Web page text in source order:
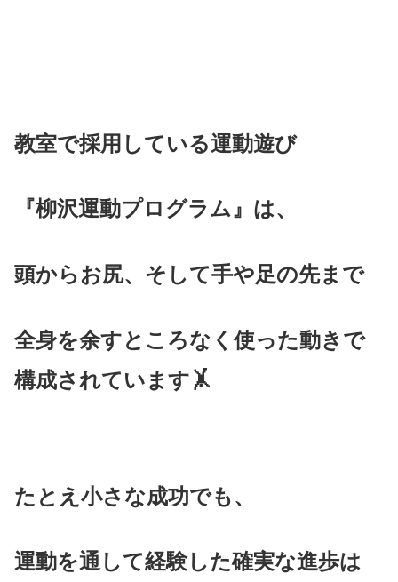
教室で採用している運動遊び
『柳沢運動プログラム』は、
頭からお尻、そして手や足の先まで
全身を余すところなく使った動きで
構成されています🤸
たとえ小さな成功でも、
運動を通して経験した確実な進歩は